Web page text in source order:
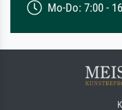
Mo-Do: 7:00 -